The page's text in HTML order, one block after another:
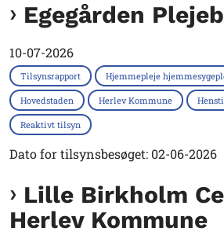
Egegården
10-07-2026
Tilsynsrapport Hjemmepleje
Hovedstaden Herlev Kommune
Reaktivt tilsyn
Dato for tilsynsbesøget: 02-06-2026
Lille Birkholm
Herlev Kommune